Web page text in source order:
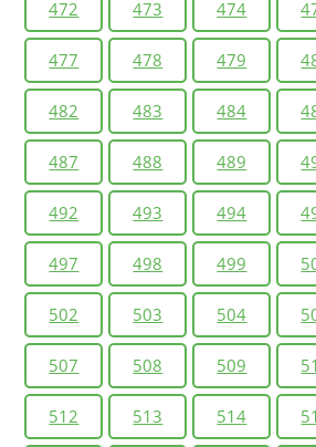
472 473 474
477 478 479
482 483 484
487 488 489
492 493 494
497 498 499
502 503 504
507 508 509
512 513 514